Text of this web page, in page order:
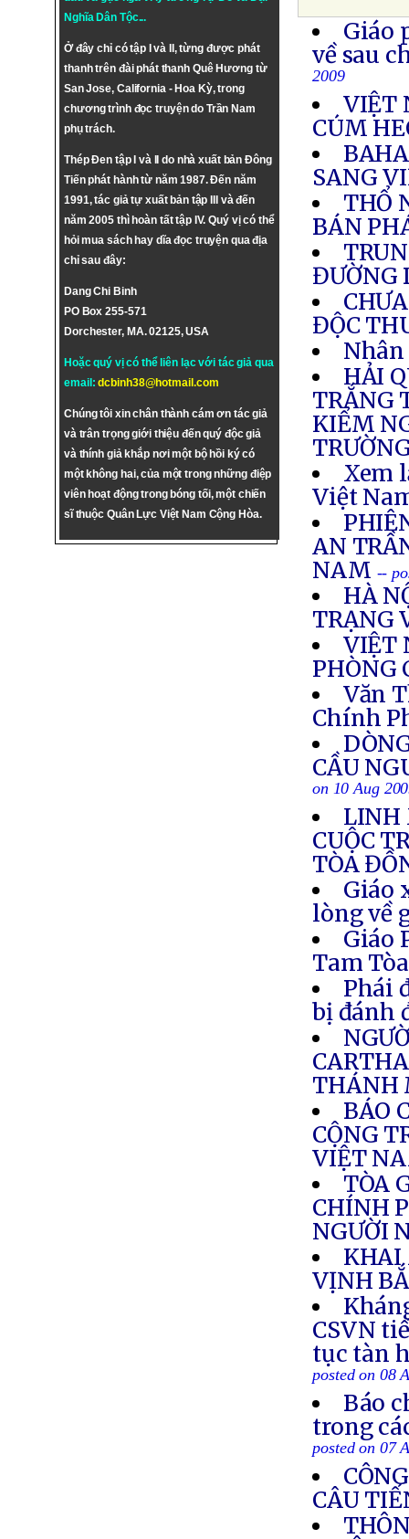
Nghĩa Dân Tộc...
Ở đây chỉ có tập I và II, từng được phát
thanh trên đài phát thanh Quê Hương từ
San Jose, California - Hoa Kỳ, trong
chương trình đọc truyện do Trần Nam
phụ trách.
Thép Đen tập I và II do nhà xuất bản Đông
Tiến phát hành từ năm 1987. Đến năm
1991, tác giả tự xuất bản tập III và đến
năm 2005 thì hoàn tất tập IV. Quý vị có thể
hỏi mua sách hay dĩa đọc truyện qua địa
chỉ sau đây:
Dang Chi Binh
PO Box 255-571
Dorchester, MA. 02125, USA
Hoặc quý vị có thể liên lạc với tác giả qua
email:dcbinh38@hotmail.com
Chúng tôi xin chân thành cám ơn tác giả
và trân trọng giới thiệu đến quý độc giả
và thính giả khắp nơi một bộ hồi ký có
một không hai, của một trong những điệp
viên hoạt động trong bóng tối, một chiến
sĩ thuộc Quân Lực Việt Nam Cộng Hòa.
Giáo
về sau
2009
VIỆT
CÚM
SANG
THỔ
BÁN
ĐƯỜNG
ĐỘC
Nhân
HẢI
TRẮNG
KIỂM
Xem
Việt
AN
NAM --
HÀ
TRẠNG
VIỆT
PHÒNG
Văn
Chính
CẦU
on 10 Aug
LINH
CUỘC
TÒA
Giáo
lòng về
Giáo
Tam Tòa
Phái
bị đánh
THÁNH
BÁO
CỘNG
VIỆT
TÒA
CHÍNH
NGƯỜI
KHAI
VỊNH
CSVN
tục tàn
posted on 08
Báo
trong
posted on 07
CÂU